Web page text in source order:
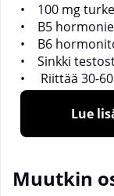
• 100 mg
• B5
• B6
• Sinkki
• Riittää 30-60
100 mg
kasveissa.
carthamoides -
Lue
Muutkin